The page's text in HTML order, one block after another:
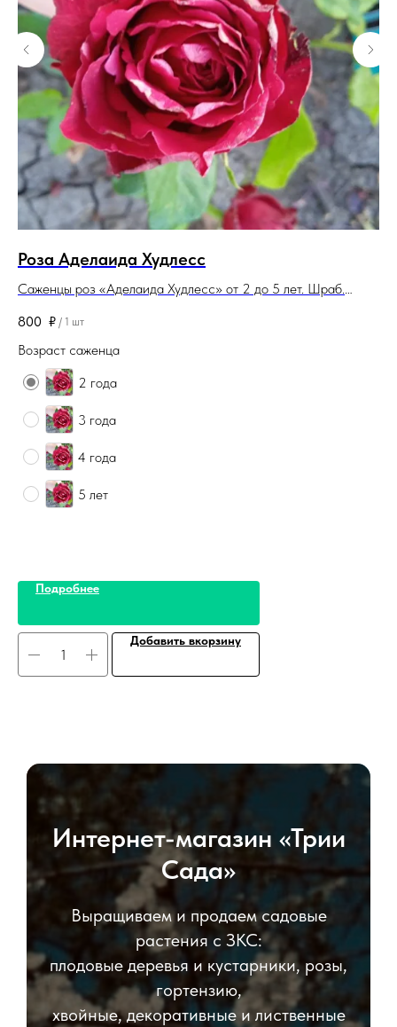
Роза Аделаида Худлесс
Саженцы роз «Аделаида Худлесс» от 2 до 5 лет. Шраб.
контейнерах (горшках).
800 ₽ / 1 шт
Возраст саженца
2 года
3 года
4 года
5 лет
Подробнее
Добавить вкорзину
Интернет-магазин «Трии
Сада»
Выращиваем и продаем садовые
растения с ЗКС:
плодовые деревья и кустарники, розы,
гортензию,
хвойные, декоративные и лиственные